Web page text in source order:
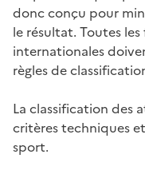
donc conçu pour
le résultat. Toutes
internationales
règles de
La classification des
critères techniques
sport.